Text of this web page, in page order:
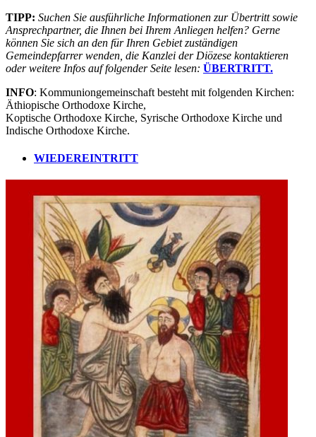
TIPP: Suchen Sie ausführliche Informationen zur Übertritt sowie
Ansprechpartner, die Ihnen bei Ihrem Anliegen helfen? Gerne
können Sie sich an den für Ihren Gebiet zuständigen
Gemeindepfarrer wenden, die Kanzlei der Diözese kontaktieren
oder weitere Infos auf folgender Seite lesen: ÜBERTRITT.
INFO: Kommuniongemeinschaft besteht mit folgenden Kirchen:
Äthiopische Orthodoxe Kirche,
Koptische Orthodoxe Kirche, Syrische Orthodoxe Kirche und
Indische Orthodoxe Kirche.
WIEDEREINTRITT